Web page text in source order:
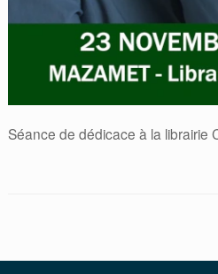
Séance de dédicace à la librairie